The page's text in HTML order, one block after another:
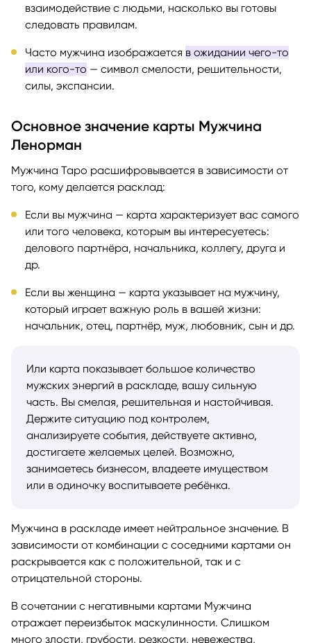
взаимодействие с людьми, насколько вы готовы
следовать правилам.
Часто мужчина изображается в ожидании чего-то
или кого-то — символ смелости, решительности,
силы, экспансии.
Основное значение карты Мужчина
Ленорман
Мужчина Таро расшифровывается в зависимости от
того, кому делается расклад:
Если вы мужчина — карта характеризует вас самого
или того человека, которым вы интересуетесь:
делового партнёра, начальника, коллегу, друга и
др.
Если вы женщина — карта указывает на мужчину,
который играет важную роль в вашей жизни:
начальник, отец, партнёр, муж, любовник, сын и др.
Или карта показывает большое количество
мужских энергий в раскладе, вашу сильную
часть. Вы смелая, решительная и настойчивая.
Держите ситуацию под контролем,
анализируете события, действуете активно,
достигаете желаемых целей. Возможно,
занимаетесь бизнесом, владеете имуществом
или в одиночку воспитываете ребёнка.
Мужчина в раскладе имеет нейтральное значение. В
зависимости от комбинации с соседними картами он
раскрывается как с положительной, так и с
отрицательной стороны.
В сочетании с негативными картами Мужчина
отражает переизбыток маскулинности. Слишком
много злости, грубости, резкости, невежества,